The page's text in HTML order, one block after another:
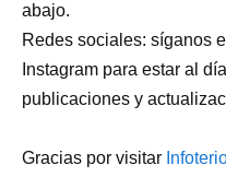
abajo.
Redes sociales: síganos
Instagram para estar al
publicaciones y
Gracias por visitar